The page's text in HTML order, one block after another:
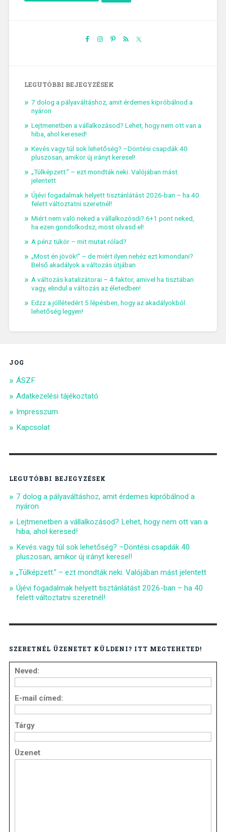
LEGUTÓBBI BEJEGYZÉSEK
7 dolog a pályaváltáshoz, amit érdemes kipróbálnod a
nyáron
Lejtmenetben a vállalkozásod? Lehet, hogy nem ott van a
hiba, ahol keresed!
Kevés vagy túl sok lehetőség? –Döntési csapdák 40
pluszosan, amikor új irányt keresel!
„Túlképzett.” – ezt mondták neki. Valójában mást
jelentett
Újévi fogadalmak helyett tisztánlátást 2026-ban – ha 40
felett változtatni szeretnél!
Miért nem való neked a vállalkozósdi? 6+1 pont neked,
ha ezen gondolkodsz, most olvasd el!
A pénz tükör – mit mutat rólad?
„Most én jövök!” – de miért ilyen nehéz ezt kimondani?
Belső akadályok a változás útjában
A változás katalizátorai – 4 faktor, amivel ha tisztában
vagy, elindul a változás az életedben!
Edzz a jóllétedért 5 lépésben, hogy az akadályokból
lehetőség legyen!
JOG
ÁSZF
Adatkezelési tájékoztató
Impresszum
Kapcsolat
LEGUTÓBBI BEJEGYZÉSEK
7 dolog a pályaváltáshoz, amit érdemes kipróbálnod a
nyáron
Lejtmenetben a vállalkozásod? Lehet, hogy nem ott van a
hiba, ahol keresed!
Kevés vagy túl sok lehetőség? –Döntési csapdák 40
pluszosan, amikor új irányt keresel!
„Túlképzett.” – ezt mondták neki. Valójában mást jelentett
Újévi fogadalmak helyett tisztánlátást 2026-ban – ha 40
felett változtatni szeretnél!
SZERETNÉL ÜZENETET KÜLDENI? ITT MEGTEHETED!
Neved:
E-mail címed:
Tárgy
Üzenet